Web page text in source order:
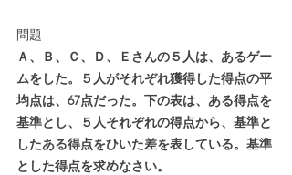
問題
Ａ、Ｂ、Ｃ、Ｄ、Ｅさんの５人は、あるゲー
ムをした。５人がそれぞれ獲得した得点の平
均点は、67点だった。下の表は、ある得点を
基準とし、５人それぞれの得点から、基準と
したある得点をひいた差を表している。基準
とした得点を求めなさい。